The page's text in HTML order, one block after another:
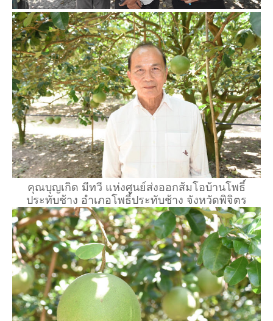
คุณบุญเกิด มีทวี แห่งศูนย์ส่งออกส้มโอบ้านโพธิ์
ประทับช้าง อำเภอโพธิ์ประทับช้าง จังหวัดพิจิตร